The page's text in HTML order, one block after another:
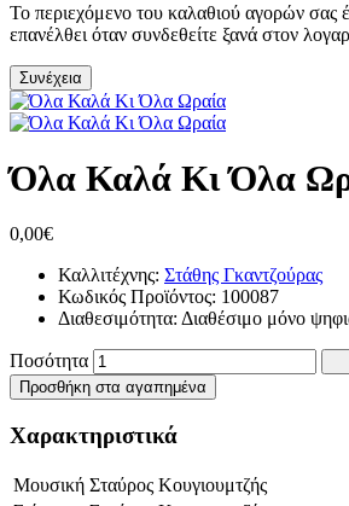
Το περιεχόμενο του καλαθιού αγορών σας
επανέλθει όταν συνδεθείτε ξανά στον
Συνέχεια
Όλα Καλά Κι Όλα
0,00€
Καλλιτέχνης: Στάθης Γκαντζούρας
Κωδικός Προϊόντος: 100087
Διαθεσιμότητα: Διαθέσιμο μόνο
Ποσότητα
Προσθήκη στα αγαπημένα
Χαρακτηριστικά
Μουσική Σταύρος Κουγιουμτζής